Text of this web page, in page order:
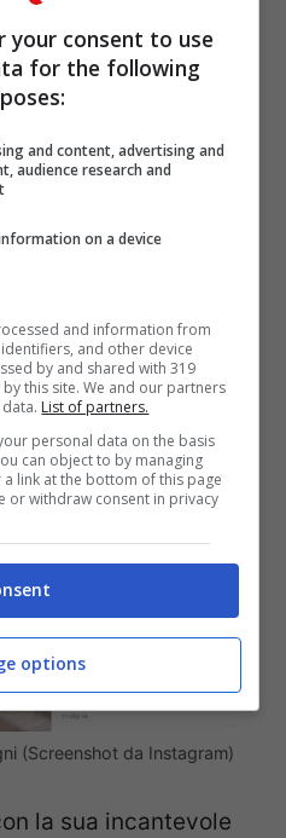
fan non
(Screenshot da Instagram)
la sua incantevole
your consent to use
for the following
and content, advertising and
audience research and
on a device
and information from
and other device
by and shared with 319
this site. We and our partners
List of partners.
personal data on the basis
can object to by managing
link at the bottom of this page
or withdraw consent in privacy
options